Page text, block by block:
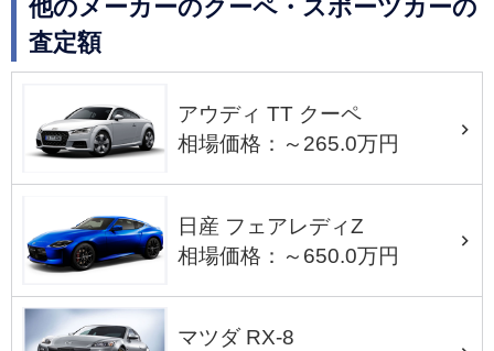
他のメーカーのクーペ・スポーツカーの
査定額
アウディ TT クーペ
相場価格：～265.0万円
日産 フェアレディZ
相場価格：～650.0万円
マツダ RX-8